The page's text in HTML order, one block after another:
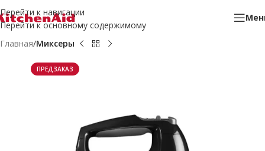
Перейти к навигации
Перейти к основному содержимому
Главная Миксеры
ПРЕДЗАКАЗ